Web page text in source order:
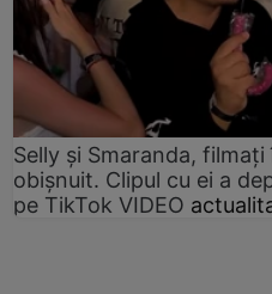
Selly și Smaranda,
obișnuit. Clipul cu ei a
pe TikTok VIDEO